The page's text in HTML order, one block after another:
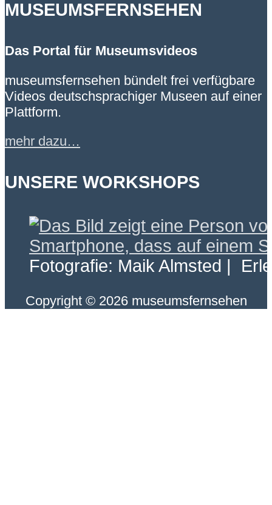
MUSEUMSFERNSEHEN
Das Portal für Museumsvideos
museumsfernsehen bündelt frei verfügbare
Videos deutschsprachiger Museen auf einer
Plattform.
mehr dazu…
UNSERE WORKSHOPS
Fotografie: Maik Almsted |
Copyright © 2026 museumsfernsehen